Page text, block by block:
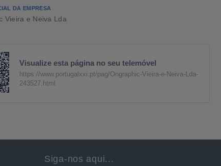
DA EMPRESA
Vieira e Neiva Lda
Visualize esta página no seu telemóvel
https://www.portugalxxi.pt/pag/Ongraphic-Vieira-e-Neiva-Lda-
243527.html
Siga-nos aqui...